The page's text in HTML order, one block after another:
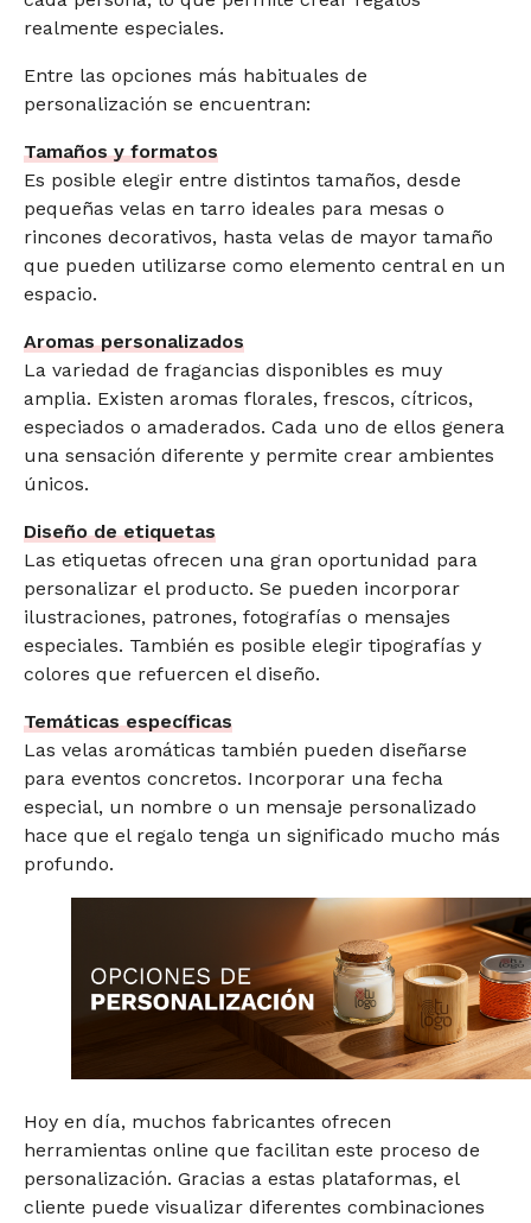
realmente especiales.
Entre las opciones más habituales de
personalización se encuentran:
Tamaños y formatos
Es posible elegir entre distintos tamaños, desde
pequeñas velas en tarro ideales para mesas o
rincones decorativos, hasta velas de mayor tamaño
que pueden utilizarse como elemento central en un
espacio.
Aromas personalizados
La variedad de fragancias disponibles es muy
amplia. Existen aromas florales, frescos, cítricos,
especiados o amaderados. Cada uno de ellos genera
una sensación diferente y permite crear ambientes
únicos.
Diseño de etiquetas
Las etiquetas ofrecen una gran oportunidad para
personalizar el producto. Se pueden incorporar
ilustraciones, patrones, fotografías o mensajes
especiales. También es posible elegir tipografías y
colores que refuercen el diseño.
Temáticas específicas
Las velas aromáticas también pueden diseñarse
para eventos concretos. Incorporar una fecha
especial, un nombre o un mensaje personalizado
hace que el regalo tenga un significado mucho más
profundo.
Hoy en día, muchos fabricantes ofrecen
herramientas online que facilitan este proceso de
personalización. Gracias a estas plataformas, el
cliente puede visualizar diferentes combinaciones